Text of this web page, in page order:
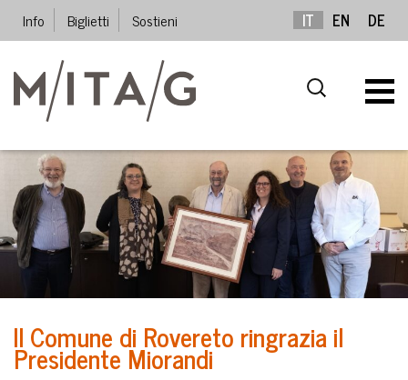
Info Biglietti Sostieni IT EN DE
Il Comune di Rovereto ringrazia il
Presidente Miorandi